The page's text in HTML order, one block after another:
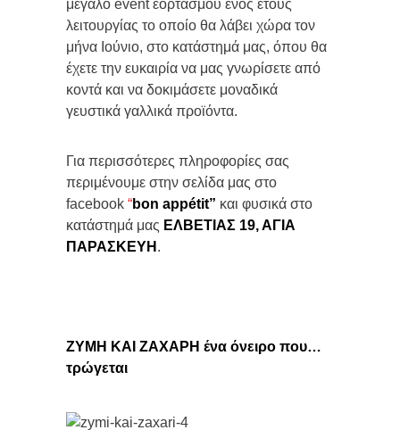
μεγάλο event εορτασμού ενός έτους
λειτουργίας το οποίο θα λάβει χώρα τον
μήνα Ιούνιο, στο κατάστημά μας, όπου θα
έχετε την ευκαιρία να μας γνωρίσετε από
κοντά και να δοκιμάσετε μοναδικά
γευστικά γαλλικά προϊόντα.
Για περισσότερες πληροφορίες σας
περιμένουμε στην σελίδα μας στο
facebook “bon appétit” και φυσικά στο
κατάστημά μας ΕΛΒΕΤΙΑΣ 19, ΑΓΙΑ
ΠΑΡΑΣΚΕΥΗ .
ΖΥΜΗ ΚΑΙ ΖΑΧΑΡΗ ένα όνειρο που…
τρώγεται